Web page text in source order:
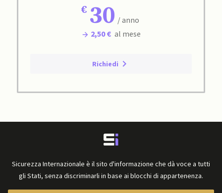
30 / anno
2,50 € al mese
Richiedi
Sicurezza Internazionale è il sito d'informazione che dà voce a tutti
gli Stati, senza discriminarli in base ai blocchi di appartenenza.